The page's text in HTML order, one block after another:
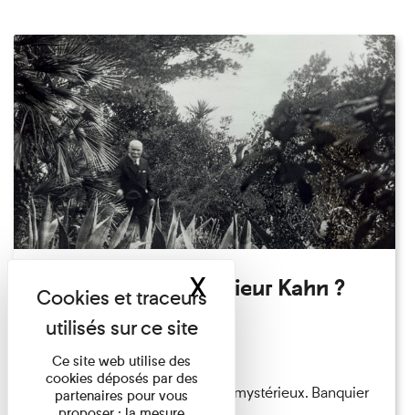
Qui êtes-vous Monsieur Kahn ?
Exposition permanente
Du 15/08/2026 au 15/08/2026
Albert Kahn est un personnage mystérieux. Banquier
Ce site web utilise des
cookies déposés par des
partenaires pour vous
XMasquer le